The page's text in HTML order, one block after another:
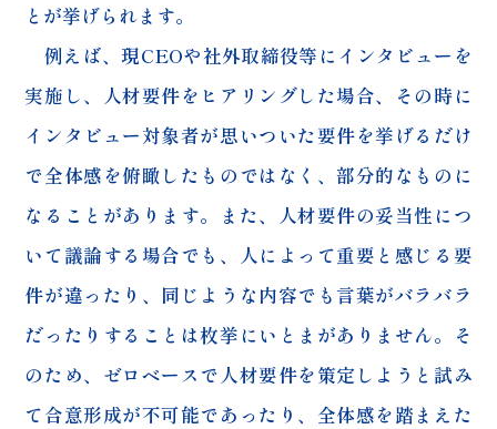
とが挙げられます。
例えば、現CEOや社外取締役等にインタビューを
実施し、人材要件をヒアリングした場合、その時に
インタビュー対象者が思いついた要件を挙げるだけ
で全体感を俯瞰したものではなく、部分的なものに
なることがあります。また、人材要件の妥当性につ
いて議論する場合でも、人によって重要と感じる要
件が違ったり、同じような内容でも言葉がバラバラ
だったりすることは枚挙にいとまがありません。そ
のため、ゼロベースで人材要件を策定しようと試み
て合意形成が不可能であったり、全体感を踏まえた